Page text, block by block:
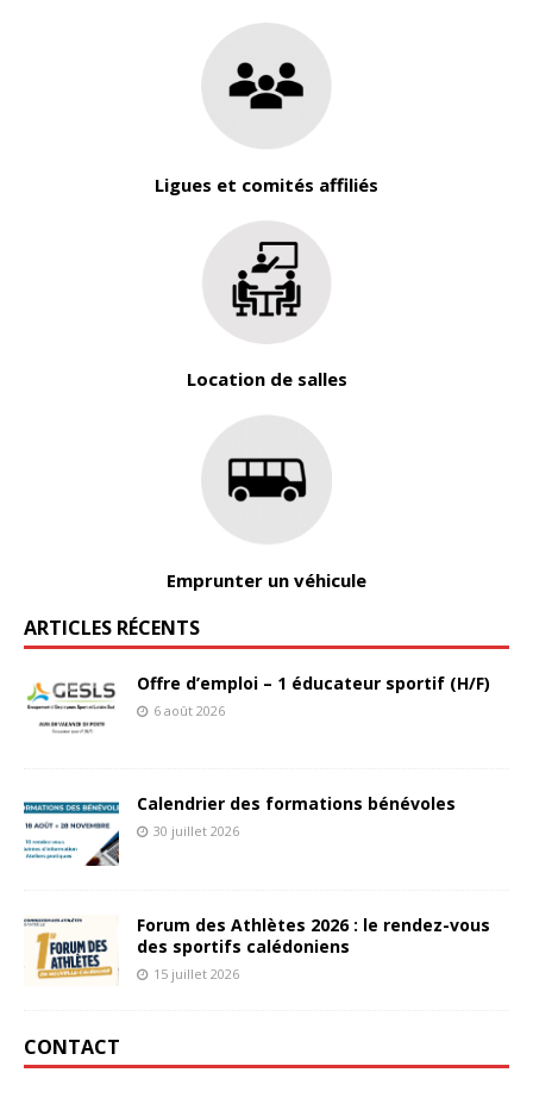
Ligues et comités affiliés
Location de salles
Emprunter un véhicule
ARTICLES RÉCENTS
Offre d’emploi – 1 éducateur sportif (H/F)
6 août 2026
Calendrier des formations bénévoles
30 juillet 2026
Forum des Athlètes 2026 : le rendez-vous
des sportifs calédoniens
15 juillet 2026
CONTACT